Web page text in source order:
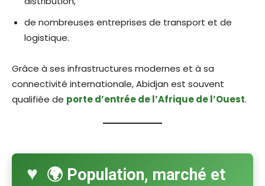
de nombreuses entreprises de transport et de
logistique.
Grâce à ses infrastructures modernes et à sa
connectivité internationale, Abidjan est souvent
qualifiée de porte d’entrée de l’Afrique de l’Ouest.
🌍 Population, marché et